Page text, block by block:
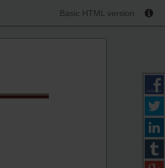
Basic HTML version